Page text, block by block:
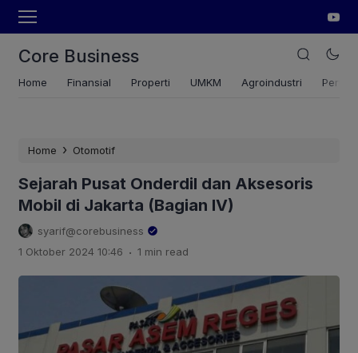
Core Business
Home Finansial Properti UMKM Agroindustri
Home › Otomotif
Sejarah Pusat Onderdil dan Aksesoris
Mobil di Jakarta (Bagian IV)
syarif@corebusiness
1 Oktober 2024 10:46 . 1 min read